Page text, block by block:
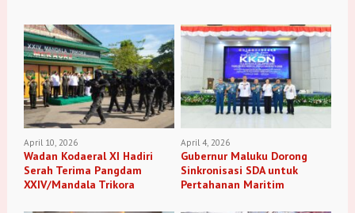
April 10, 2026
Wadan Kodaeral XI Hadiri
Serah Terima Pangdam
XXIV/Mandala Trikora
April 4, 2026
Gubernur Maluku Dorong
Sinkronisasi SDA untuk
Pertahanan Maritim